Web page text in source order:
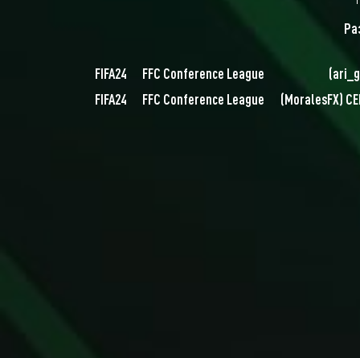
FIFA24 FFC Conference League (
FIFA24
FFC Conference League (MoralesFX)